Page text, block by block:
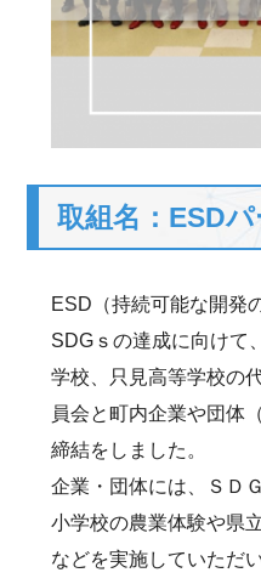
取組名：ESD
ESD（持続可能な開発
SDGｓの達成に向けて
学校、只見高等学校の
員会と町内企業や団体
締結をしました。
企業・団体には、ＳＤ
小学校の農業体験や県
などを実施していただ